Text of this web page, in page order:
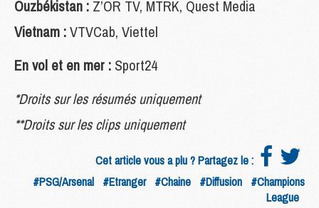
Ouzbékistan : Z’OR TV, MTRK, Quest Media
Vietnam :VTVCab, Viettel
En vol et en mer : Sport24
*Droits sur les résumés uniquement
**Droits sur les clips uniquement
Cet article vous a plu ? Partagez le :
#PSG/Arsenal #Etranger #Chaine #Diffusion #Champions
League